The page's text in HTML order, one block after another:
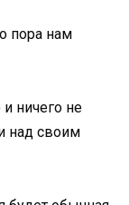
пора нам
ничего не
над своим